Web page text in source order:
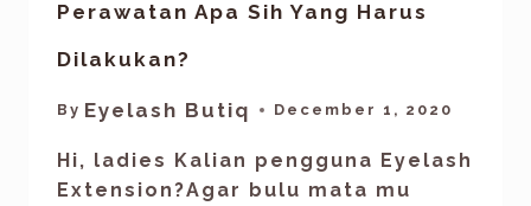
Perawatan Apa Sih Yang Harus
Dilakukan?
By Eyelash Butiq December 1, 2020
Hi, ladies Kalian pengguna Eyelash
Extension?Agar bulu mata mu